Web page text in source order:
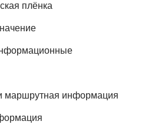
плёнка
маршрутная информация